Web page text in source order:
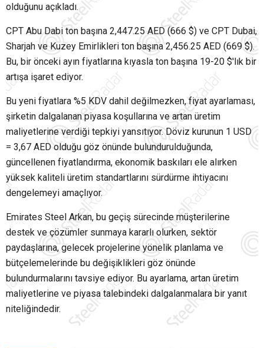
olduğunu açıkladı.
CPT Abu Dabi ton başına 2,447.25 AED (666 $) ve CPT Dubai,
Sharjah ve Kuzey Emirlikleri ton başına 2,456.25 AED (669 $).
Bu, bir önceki ayın fiyatlarına kıyasla ton başına 19-20 $'lık bir
artışa işaret ediyor.
Bu yeni fiyatlara %5 KDV dahil değilmezken, fiyat ayarlaması,
şirketin dalgalanan piyasa koşullarına ve artan üretim
maliyetlerine verdiği tepkiyi yansıtıyor. Döviz kurunun 1 USD
= 3,67 AED olduğu göz önünde bulundurulduğunda,
güncellenen fiyatlandırma, ekonomik baskıları ele alırken
yüksek kaliteli üretim standartlarını sürdürme ihtiyacını
dengelemeyi amaçlıyor.
Emirates Steel Arkan, bu geçiş sürecinde müşterilerine
destek ve çözümler sunmaya kararlı olurken, sektör
paydaşlarına, gelecek projelerine yönelik planlama ve
bütçelemelerinde bu değişiklikleri göz önünde
bulundurmalarını tavsiye ediyor. Bu ayarlama, artan üretim
maliyetlerine ve piyasa talebindeki dalgalanmalara bir yanıt
niteliğindedir.